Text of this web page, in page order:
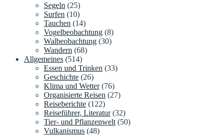
Segeln (25)
Surfen (10)
Tauchen (14)
Vogelbeobachtung (8)
Walbeobachtung (30)
Wandern (68)
Allgemeines (514)
Essen und Trinken (33)
Geschichte (26)
Klima und Wetter(76)
Organisierte Reisen (27)
Reiseberichte (122)
Reiseführer, Literatur(32)
Tier- und Pflanzenwelt (50)
Vulkanismus (48)